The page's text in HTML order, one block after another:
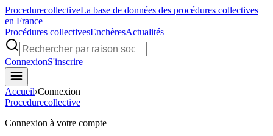
ProcedurecollectiveLa base de données des procédures collectives
en France
Procédures collectivesEnchèresActualités
ConnexionS'inscrire
Accueil›Connexion
Procedurecollective
Connexion à votre compte